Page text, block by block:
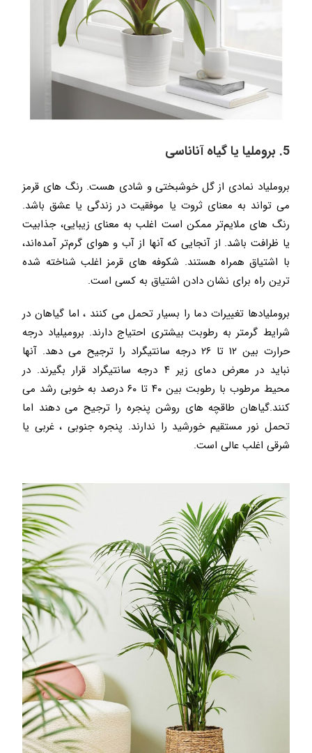
5. بروملیا یا گیاه آناناسی
بروملیاد نمادی از گل خوشبختی و شادی هست. رنگ های قرمز
می تواند به معنای ثروت یا موفقیت در زندگی یا عشق باشد.
رنگ های ملایم‌تر ممکن است اغلب به معنای زیبایی، جذابیت
یا ظرافت باشد. از آنجایی که آنها از آب و هوای گرم‌تر آمده‌اند،
با اشتیاق همراه هستند. شکوفه های قرمز اغلب شناخته شده
ترین راه برای نشان دادن اشتیاق به کسی است.
بروملیادها تغییرات دما را بسیار تحمل می کنند ، اما گیاهان در
شرایط گرمتر به رطوبت بیشتری احتیاج دارند. برومیلیاد درجه
حرارت بین ۱۲ تا ۲۶ درجه سانتیگراد را ترجیح می دهد. آنها
نباید در معرض دمای زیر ۴ درجه سانتیگراد قرار بگیرند. در
محیط مرطوب با رطوبت بین ۴۰ تا ۶۰ درصد به خوبی رشد می
کنند.گیاهان طاقچه های روشن پنجره را ترجیح می دهند اما
تحمل نور مستقیم خورشید را ندارند. پنجره جنوبی ، غربی یا
شرقی اغلب عالی است.